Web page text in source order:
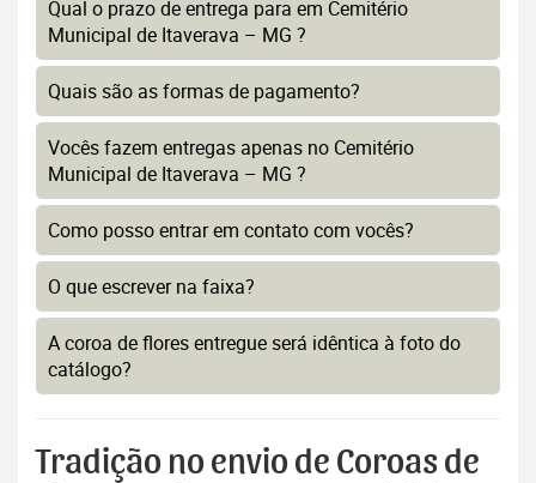
Qual o prazo de entrega para em Cemitério
Municipal de Itaverava – MG ?
Quais são as formas de pagamento?
Vocês fazem entregas apenas no Cemitério
Municipal de Itaverava – MG ?
Como posso entrar em contato com vocês?
O que escrever na faixa?
A coroa de flores entregue será idêntica à foto do
catálogo?
Tradição no envio de Coroas de